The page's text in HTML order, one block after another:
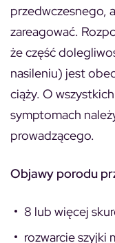
przedwczesnego,
zareagować.
że część
nasileniu) jest
ciąży. O
symptomach
prowadzącego.
Objawy porodu
8 lub więcej
rozwarcie szyjki